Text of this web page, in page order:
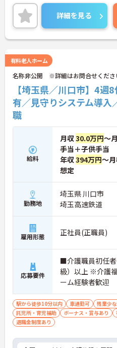
可能です。教育研修制度が充実し
の浅い方も安心です！ご興味ある
ポイントなど、さらに詳細をお話
お気軽にご相談ください。
詳細を見る
有料老人ホーム
名称非公開 ※詳細はお問合せくださ
【埼玉県／川口市】4週
有／見守りシステム導入
職
給料
月収30.0万円～
手当＋子供手当
年収394万円～
想定
勤務地
埼玉県 川口市
埼玉高速鉄道
雇用形態 正社員(正職員)
応募要件
■介護職員初任
級）以上 ※介護
ーム経験者歓迎
駅から徒歩10分以内 車通勤可 残業少
託児所・育児補助
ボーナス・賞与あり
退職金制度あり